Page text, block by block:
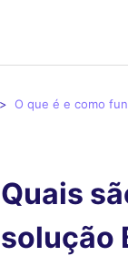
O que é e como
Quais
solução